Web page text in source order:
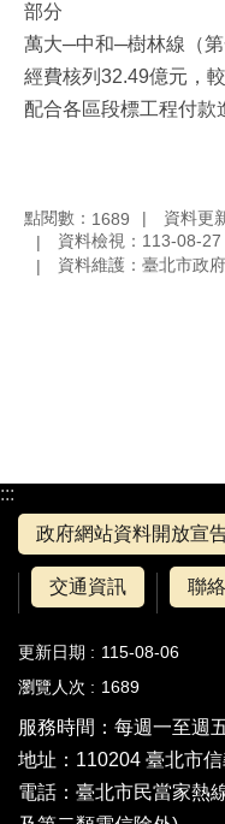
部分
萬大─中和─樹林線（
經費核列32.49億元，
配合各區段標工程付款
點閱數： 1689
資料更
資料檢視：113-08-27
資料維護：臺北市政
:::
政府網站資料開放宣
交通資訊 聯
更新日期
115-08-06
瀏覽人次
1689
服務時間：每週一至週
地址：110204 臺北市
電話： 臺北市民當家熱